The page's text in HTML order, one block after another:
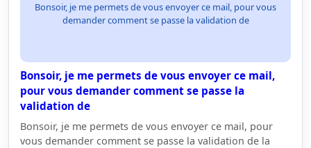
Bonsoir, je me permets de vous envoyer ce mail, pour vous
demander comment se passe la validation de
Bonsoir, je me permets de vous envoyer ce mail,
pour vous demander comment se passe la
validation de
Bonsoir, je me permets de vous envoyer ce mail, pour
vous demander comment se passe la validation de la